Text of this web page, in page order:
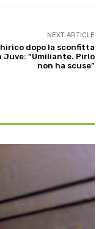
NEXT ARTICLE
dopo la sconfitta
Juve: “Umiliante. Pirlo
non ha scuse”